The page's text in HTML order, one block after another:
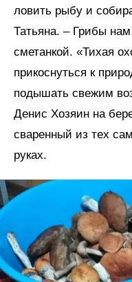
ловить рыбу и
Татьяна. – Грибы
сметанкой. «Тихая
прикоснуться к
подышать свежим
Денис Хозяин на
сваренный из тех
руках.